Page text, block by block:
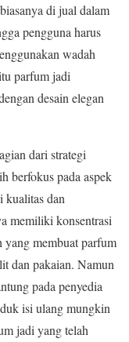
di jual dalam
pengguna harus
wadah
parfum jadi
desain elegan
dari strategi
berfokus pada aspek
kualitas dan
memiliki konsentrasi
membuat parfum
dan pakaian. Namun
pada penyedia
isi ulang mungkin
jadi yang telah